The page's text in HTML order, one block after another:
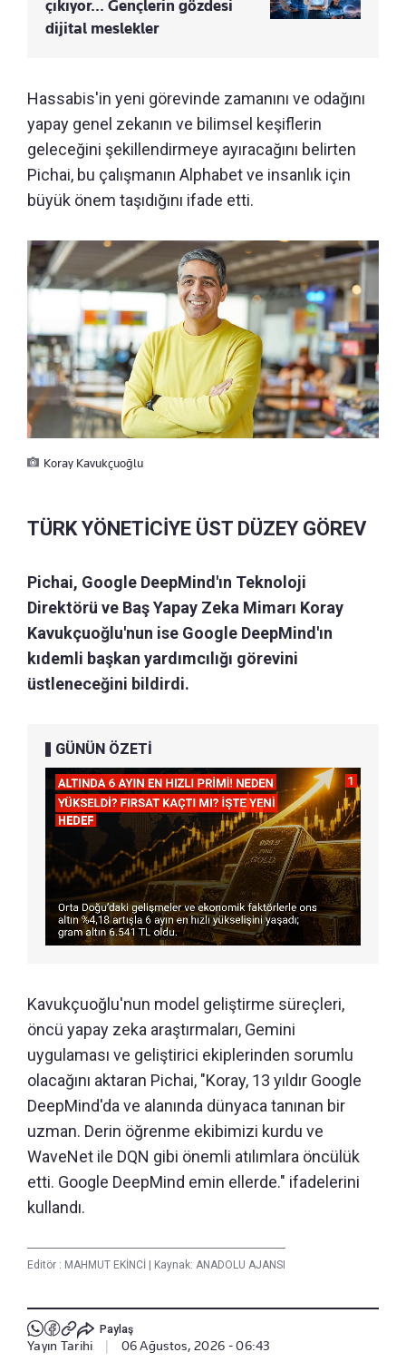
çıkıyor... Gençlerin gözdesi
dijital meslekler
Hassabis'in yeni görevinde zamanını ve odağını
yapay genel zekanın ve bilimsel keşiflerin
geleceğini şekillendirmeye ayıracağını belirten
Pichai, bu çalışmanın Alphabet ve insanlık için
büyük önem taşıdığını ifade etti.
Koray Kavukçuoğlu
TÜRK YÖNETİCİYE ÜST DÜZEY GÖREV
Pichai, Google DeepMind'ın Teknoloji
Direktörü ve Baş Yapay Zeka Mimarı Koray
Kavukçuoğlu'nun ise Google DeepMind'ın
kıdemli başkan yardımcılığı görevini
üstleneceğini bildirdi.
GÜNÜN ÖZETİ
Kavukçuoğlu'nun model geliştirme süreçleri,
öncü yapay zeka araştırmaları, Gemini
uygulaması ve geliştirici ekiplerinden sorumlu
olacağını aktaran Pichai, "Koray, 13 yıldır Google
DeepMind'da ve alanında dünyaca tanınan bir
uzman. Derin öğrenme ekibimizi kurdu ve
WaveNet ile DQN gibi önemli atılımlara öncülük
etti. Google DeepMind emin ellerde." ifadelerini
kullandı.
Editör : MAHMUT EKİNCİ Kaynak: ANADOLU AJANSI
Paylaş
Yayın Tarihi 06 Ağustos, 2026 - 06:43